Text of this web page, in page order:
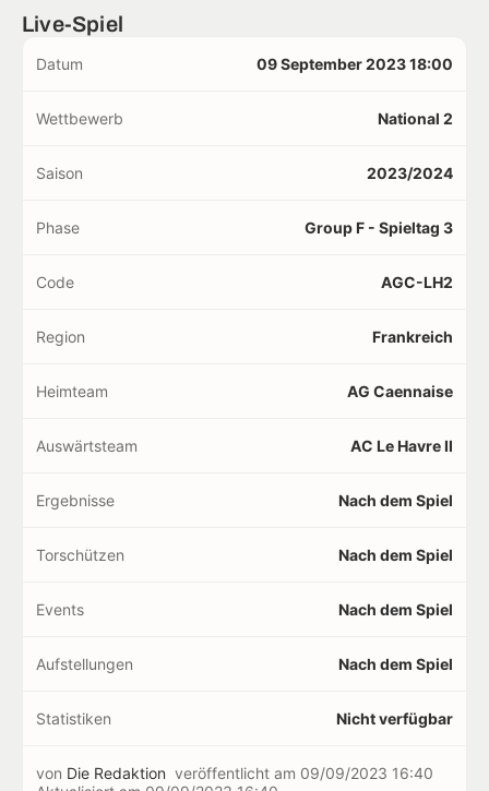
Live-Spiel
Datum 09 September 2023 18:00
Wettbewerb National 2
Saison 2023/2024
Phase Group F - Spieltag 3
Code AGC-LH2
Region Frankreich
Heimteam AG Caennaise
Auswärtsteam AC Le Havre II
Ergebnisse Nach dem Spiel
Torschützen Nach dem Spiel
Events Nach dem Spiel
Aufstellungen Nach dem Spiel
Statistiken Nicht verfügbar
von Die Redaktion veröffentlicht am 09/09/2023 16:40